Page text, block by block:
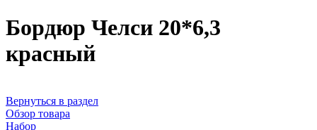
Бордюр Челси 20*6,3
красный
Вернуться в раздел
Обзор товара
Набор